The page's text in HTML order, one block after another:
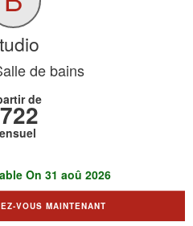
de bains
de
On 31 aoû 2026
VOUS MAINTENANT